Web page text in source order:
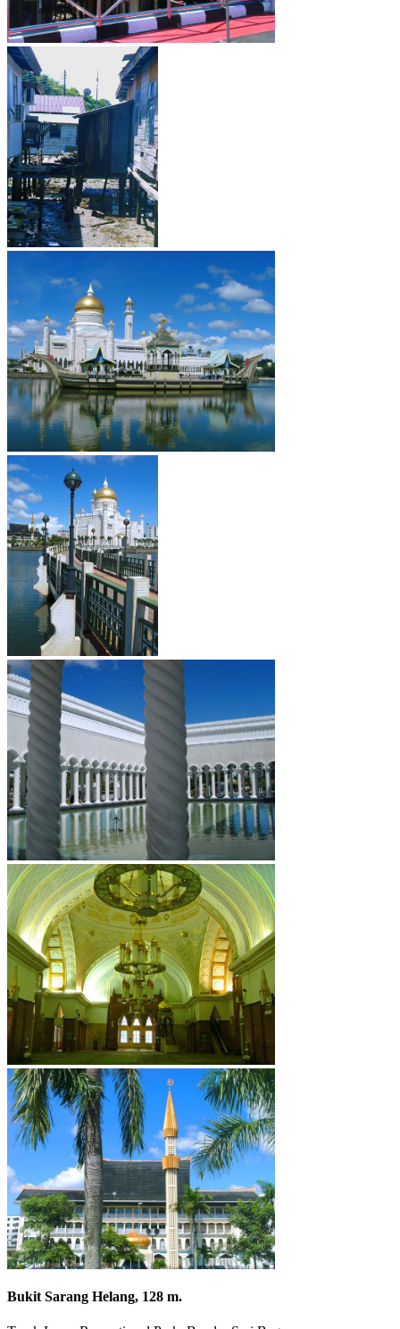
Bukit Sarang Helang, 128 m.